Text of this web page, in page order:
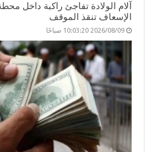
آلام الولادة تفاجئ راكبة داخل
الإسعاف تنقذ الموقف
2026/08/09 10:03:20 صباحًا